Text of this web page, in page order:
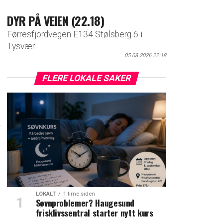
DYR PÅ VEIEN (22.18)
Førresfjordvegen E134 Stølsberg 6 i
Tysvær.
05.08.2026 22:18
FLERE LOKALE SAKER
LOKALT 1 time siden
Søvnproblemer? Haugesund
frisklivssentral starter nytt kurs